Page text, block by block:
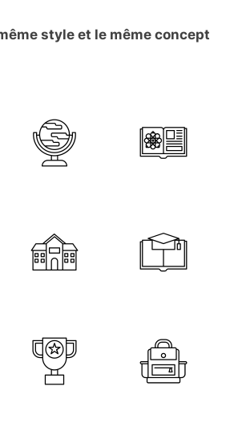
style et le même concept